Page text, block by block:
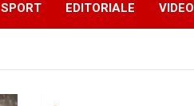
SPORT EDITORIALE VIDEO